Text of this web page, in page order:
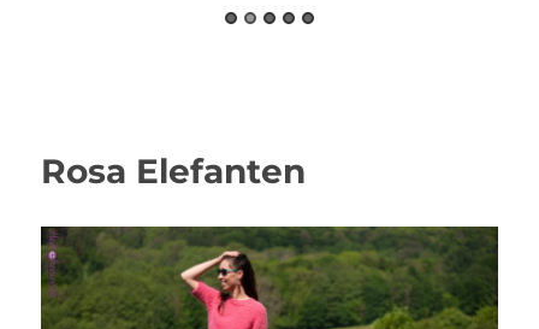
Rosa Elefanten